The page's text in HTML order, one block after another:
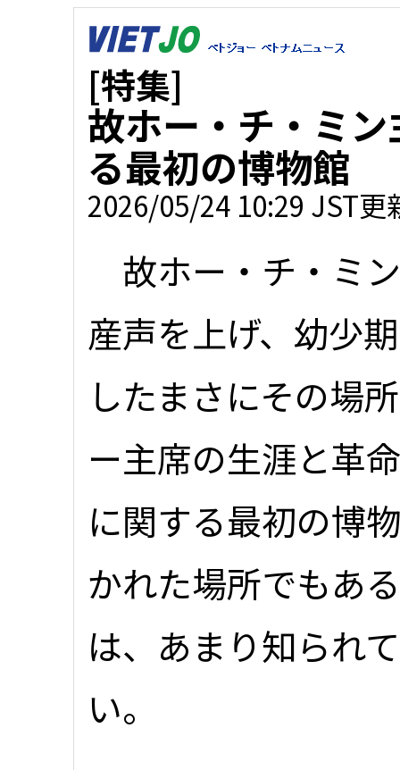
[特集]
故ホー・チ・ミ
る最初の博物館
2026/05/24 10:29 JST更
故ホー・チ・ミ
産声を上げ、幼少
したまさにその場
ー主席の生涯と革
に関する最初の博
かれた場所でもあ
は、あまり知られ
い。